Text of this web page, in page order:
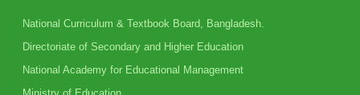
National Curriculum & Textbook Board, Bangladesh.
Directoriate of Secondary and Higher Education
National Academy for Educational Management